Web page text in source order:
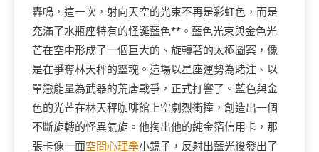
轟鳴，這一次，射向天空的光束不再是彩虹色，而是
充滿了水瓶座特有的怪誕藍色**。藍色光束與金色光
芒在空中形成了一個巨大的、旋轉著的太極圖案，像
是在爭奪林天秤的靈魂。這場以星座運勢為賭注、以
單戀能量為武器的荒唐戰爭，正式打響了。藍色與金
色的光芒在林天秤咖啡館上空劇烈衝撞，創造出一個
不斷旋轉的怪異氣旋。他掏出他的純金箔信用卡，那
張卡像一面空間心理學小鏡子，反射出藍光後發出了